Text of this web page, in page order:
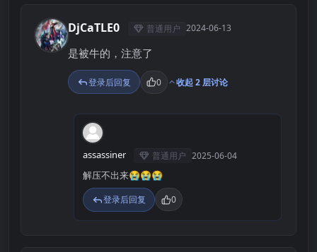
D DjCaTLE0 普通用户 2024-06-13
是被牛的，注意了
登录后回复 0 收起 2 层讨论
A
assassiner 普通用户 2025-06-04
解压不出来😭😭😭
登录后回复 0